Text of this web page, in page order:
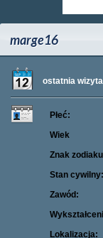
marge16
ostatnia
Płeć:
Wiek
Znak
Stan cywilny:
Zawód:
Lokalizacja: